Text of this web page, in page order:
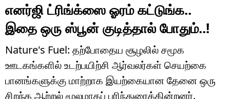
உலகம்
விளையாட்டு
பொழுதுபோக்கு
லைஃப்ஸ்டைல்
எனர்ஜி ட்ரிங்க்ஸை ஓரம் கட்டுங்க..
இதை ஒரு ஸ்பூன் குடித்தால் போதும்..!
Nature's Fuel: தற்போதைய சூழலில் சமூக
ஊடகங்களில் உடற்பயிற்சி ஆர்வலர்கள் செயற்கை
பானங்களுக்கு மாற்றாக இயற்கையான தேனை ஒரு
சிறந்த ஆற்றல் மூலமாகப் பரிந்துரைக்கின்றனர்.